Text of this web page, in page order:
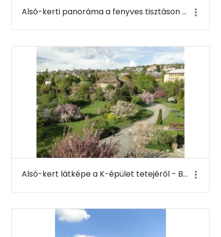
Alsó-kerti panoráma a fenyves tisztáson - Budai Arborétum
Alsó-kert látképe a K-épület tetejéről - Budai Arborétum